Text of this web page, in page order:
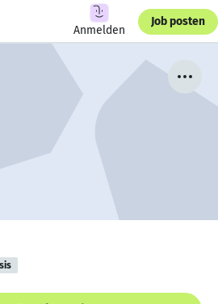
Anmelden
Job posten